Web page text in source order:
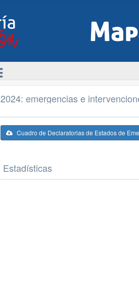
2024: emergencias e
Cuadro de Declaratorias de Estados de
Estadísticas